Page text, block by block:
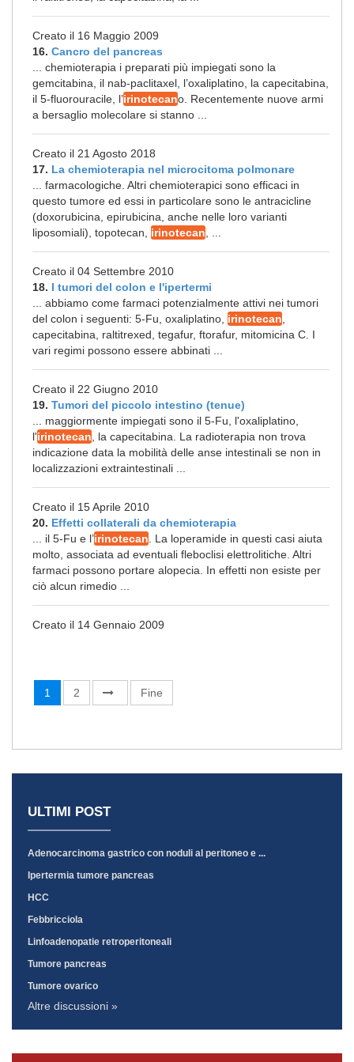
Creato il 16 Maggio 2009
16. Cancro del pancreas
... chemioterapia i preparati più impiegati sono la
gemcitabina, il nab-paclitaxel, l’oxaliplatino, la capecitabina,
il 5-fluorouracile, l’irinotecano. Recentemente nuove armi
a bersaglio molecolare si stanno ...
Creato il 21 Agosto 2018
17. La chemioterapia nel microcitoma polmonare
... farmacologiche. Altri chemioterapici sono efficaci in
questo tumore ed essi in particolare sono le antracicline
(doxorubicina, epirubicina, anche nelle loro varianti
liposomiali), topotecan, irinotecan
Creato il 04 Settembre 2010
18. I tumori del colon e l'ipertermi
... abbiamo come farmaci potenzialmente attivi nei tumori
del colon i seguenti: 5-Fu, oxaliplatino, irinotecan
capecitabina, raltitrexed, tegafur, ftorafur, mitomicina C. I
vari regimi possono essere abbinati ...
Creato il 22 Giugno 2010
19. Tumori del piccolo intestino (tenue)
... maggiormente impiegati sono il 5-Fu, l'oxaliplatino,
l'irinotecan , la capecitabina. La radioterapia non trova
indicazione data la mobilità delle anse intestinali se non in
localizzazioni extraintestinali ...
Creato il 15 Aprile 2010
20. Effetti collaterali da chemioterapia
... il 5-Fu e l’irinotecan . La loperamide in questi casi aiuta
molto, associata ad eventuali fleboclisi elettrolitiche. Altri
farmaci possono portare alopecia. In effetti non esiste per
ciò alcun rimedio ...
Creato il 14 Gennaio 2009
1 2 Fine
ULTIMI POST
Adenocarcinoma gastrico con noduli al peritoneo e ...
Ipertermia tumore pancreas
HCC
Febbricciola
Linfoadenopatie retroperitoneali
Tumore pancreas
Tumore ovarico
Altre discussioni »